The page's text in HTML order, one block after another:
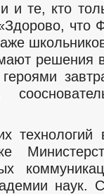
и те, кто
что
решения
технологий
наук.